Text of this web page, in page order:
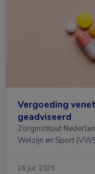
Vergoeding
geadviseerd
Zorginstituut
Welzijn en Sport
16 jul. 2025